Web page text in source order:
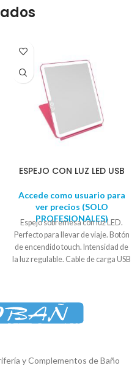
ESPEJO CON LUZ LED USB
Accede como usuario para
ver precios (SOLO
PROFESIONALES)
Espejo sobremesa con luz LED.
Perfecto para llevar de viaje. Botón
de encendido touch. Intensidad de
la luz regulable. Cable de carga USB
Medidas: *19 cm ancho * 25 cm
alto. * 2,4 cm grosor.
y Complementos de Baño